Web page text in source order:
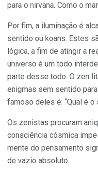
para o nirvana. Como o
Por fim, a iluminação é
sentido ou koans. Estes
lógica, a fim de atingir a
universo é um todo
parte desse todo. O zen
enigmas sem sentido
famoso deles é: “Qual é o
Os zenistas procuram
consciência cósmica
mente do pensamento
de vazio absoluto.